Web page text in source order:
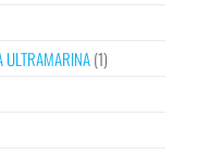
ULTRAMARINA(1)